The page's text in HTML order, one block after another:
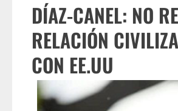
DÍAZ-CANEL: NO
RELACIÓN
CON EE.UU